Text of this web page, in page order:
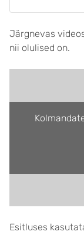
Järgnevas
nii olulised on.
Esitluses